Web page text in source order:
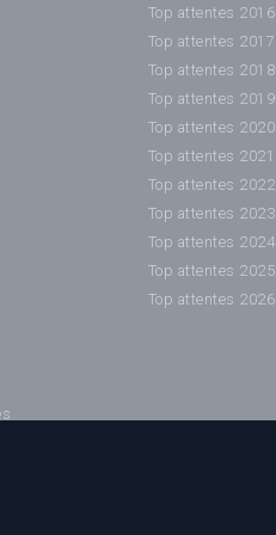
Top attentes 2016
Top attentes 2017
Top attentes 2018
Top attentes 2019
Top attentes 2020
Top attentes 2021
Top attentes 2022
Top attentes 2023
Top attentes 2024
Top attentes 2025
Top attentes 2026